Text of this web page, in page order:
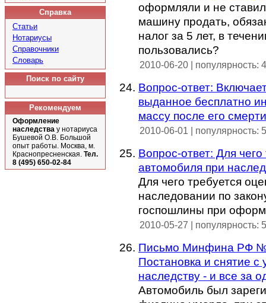
Справка
Статьи
Нотариусы
Справочники
Словарь
Поиск по сайту
Рекомендуем
Оформление
наследства у нотариуса
Бушевой О.В. Большой
опыт работы. Москва, м.
Краснопресненская. Тел.
8 (495) 650-02-84
оформляли и не
машину продать,
налог за 5 лет, в
пользовались?
2010-06-20 | популярность:
Вопрос-ответ:
выданное бесплатно
массу после его
2010-06-01 | популярность:
Вопрос-ответ: Для
автомобиля при
Для чего требуется
наследовании по
госпошлины при
2010-05-27 | популярность:
Письмо Минфина РФ №
Постановка и снятие с
наследству - и все за
Автомобиль был